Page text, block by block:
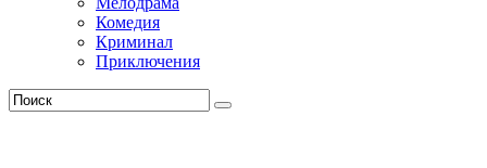
Комедия
Криминал
Приключения